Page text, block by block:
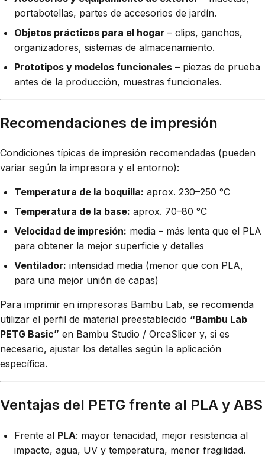
portabotellas, partes de accesorios de jardín.
Objetos prácticos para el hogar – clips, ganchos,
organizadores, sistemas de almacenamiento.
Prototipos y modelos funcionales – piezas de prueba
antes de la producción, muestras funcionales.
Recomendaciones de impresión
Condiciones típicas de impresión recomendadas (pueden
variar según la impresora y el entorno):
Temperatura de la boquilla: aprox. 230–250 °C
Temperatura de la base: aprox. 70–80 °C
Velocidad de impresión: media – más lenta que el PLA
para obtener la mejor superficie y detalles
Ventilador: intensidad media (menor que con PLA,
para una mejor unión de capas)
Para imprimir en impresoras Bambu Lab, se recomienda
utilizar el perfil de material preestablecido “Bambu Lab
PETG Basic” en Bambu Studio / OrcaSlicer y, si es
necesario, ajustar los detalles según la aplicación
específica.
Ventajas del PETG frente al PLA y ABS
Frente al PLA: mayor tenacidad, mejor resistencia al
impacto, agua, UV y temperatura, menor fragilidad.